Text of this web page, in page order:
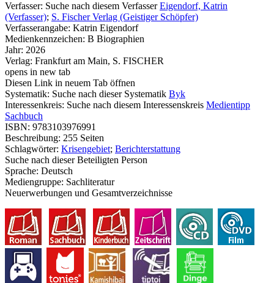
Verfasser: Suche nach diesem Verfasser Eigendorf, Katrin
(Verfasser); S. Fischer Verlag (Geistiger Schöpfer)
Verfasserangabe: Katrin Eigendorf
Medienkennzeichen: B Biographien
Jahr: 2026
Verlag: Frankfurt am Main, S. FISCHER
opens in new tab
Diesen Link in neuem Tab öffnen
Systematik: Suche nach dieser Systematik Byk
Interessenkreis: Suche nach diesem Interessenskreis Medientipp
Sachbuch
ISBN: 9783103976991
Beschreibung: 255 Seiten
Schlagwörter: Krisengebiet; Berichterstattung
Suche nach dieser Beteiligten Person
Sprache: Deutsch
Mediengruppe: Sachliteratur
Neuerwerbungen und Gesamtverzeichnisse